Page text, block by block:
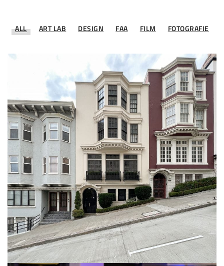
ALL ART LAB DESIGN FAA FILM FOTOGRAFIE
Stran­ge objects of supply
ART LAB